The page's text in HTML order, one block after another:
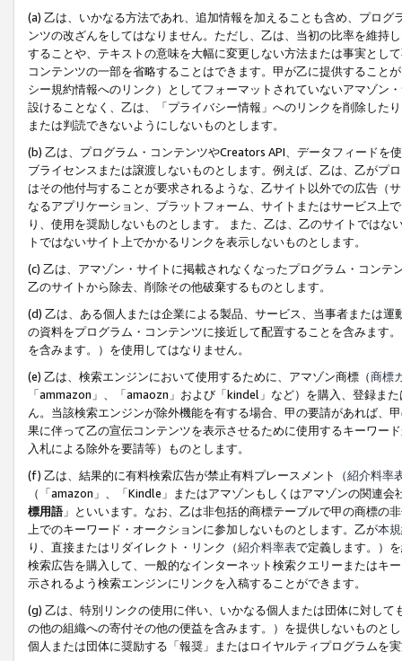
(a) 乙は、いかなる方法であれ、追加情報を加えることも含め、プロ
ンツの改ざんをしてはなりません。ただし、乙は、当初の比率を維持
することや、テキストの意味を大幅に変更しない方法または事実とし
コンテンツの一部を省略することはできます。甲が乙に提供すること
シー規約情報へのリンク）としてフォーマットされていないアマゾン
設けることなく、乙は、「プライバシー情報」へのリンクを削除した
または判読できないようにしないものとします。
(b) 乙は、プログラム・コンテンツやCreators API、データフィード
ブライセンスまたは譲渡しないものとします。例えば、乙は、乙がプ
はその他付与することが要求されるような、乙サイト以外での広告（
なるアプリケーション、プラットフォーム、サイトまたはサービス上
り、使用を奨励しないものとします。 また、乙は、乙のサイトでは
トではないサイト上でかかるリンクを表示しないものとします。
(c) 乙は、アマゾン・サイトに掲載されなくなったプログラム・コン
乙のサイトから除去、削除その他破棄するものとします。
(d) 乙は、ある個人または企業による製品、サービス、当事者または
の資料をプログラム・コンテンツに接近して配置することを含みます
を含みます。）を使用してはなりません。
(e) 乙は、検索エンジンにおいて使用するために、アマゾン商標（商標
「ammazon」、「amaozn」および「kindel」など）を購入、登録ま
ん。当該検索エンジンが除外機能を有する場合、甲の要請があれば、
果に伴って乙の宣伝コンテンツを表示させるために使用するキーワー
入札による除外を要請等）ものとします。
(f) 乙は、結果的に有料検索広告が禁止有料プレースメント（紹介料率
（「amazon」、「Kindle」またはアマゾンもしくはアマゾンの関連
標用語」といいます。なお、乙は非包括的商標テーブルで甲の商標の
上でのキーワード・オークションに参加しないものとします。乙が本
り、直接またはリダイレクト・リンク（紹介料率表で定義します。）
検索広告を購入して、一般的なインターネット検索クエリーまたはキ
示されるよう検索エンジンにリンクを入稿することができます。
(g) 乙は、特別リンクの使用に伴い、いかなる個人または団体に対し
の他の組織への寄付その他の便益を含みます。）を提供しないものと
個人または団体に奨励する「報奨」またはロイヤルティプログラムを